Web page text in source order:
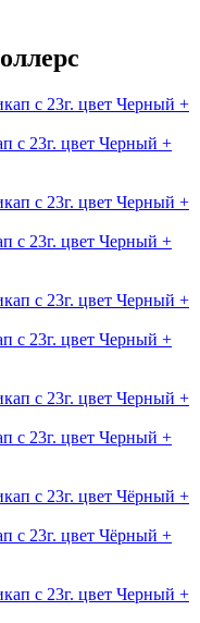
с 23г. цвет Черный +
с 23г. цвет Черный +
с 23г. цвет Черный +
с 23г. цвет Черный +
с 23г. цвет Чёрный +